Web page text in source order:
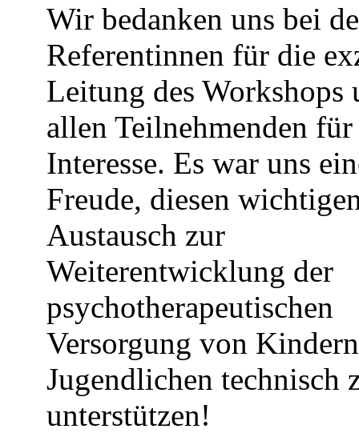
Wir bedanken uns bei
Referentinnen für die
Leitung des Workshops
allen Teilnehmenden für
Interesse. Es war uns
Freude, diesen
Austausch zur
Weiterentwicklung der
psychotherapeutischen
Versorgung von
Jugendlichen technisch
unterstützen!